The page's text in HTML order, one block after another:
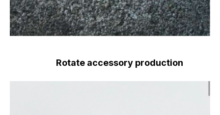
Rotate accessory production